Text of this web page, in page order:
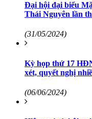
Đại hội đại biểu
Thái Nguyên lần
(31/05/2024)
Kỳ họp thứ 17
xét, quyết nghị
(06/06/2024)